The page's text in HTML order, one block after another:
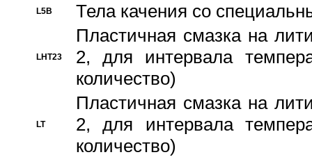
L5B Тела качения со
LHT23
Пластичная смазка на
2, для интервала
количество)
LT
Пластичная смазка на
2, для интервала
количество)